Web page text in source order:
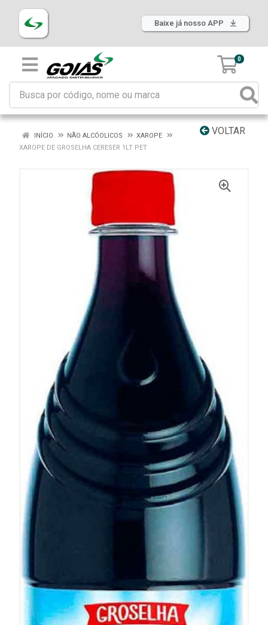
Baixe já nosso APP
0
VOLTAR
INÍCIO NÃO ALCÓOLICOS
XAROPE
XAROPE DE GROSELHA CERESER 1LT PET